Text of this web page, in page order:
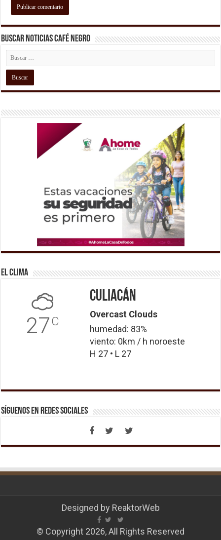
Buscar Noticias Café Negro
El Clima
27C
Culiacán
Overcast Clouds
humedad: 83%
viento: 0km / h noroeste
H 27 • L 27
Síguenos en Redes Sociales
Designed by ReaktorWeb
© Copyright 2026, All Rights Reserved